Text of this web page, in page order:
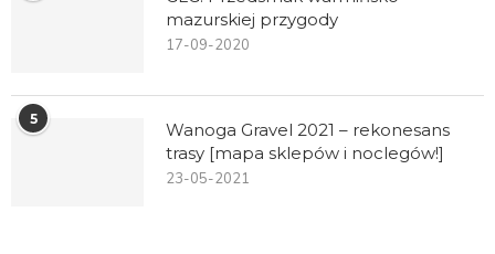
mazurskiej przygody
17-09-2020
5
Wanoga Gravel 2021 – rekonesans
trasy [mapa sklepów i noclegów!]
23-05-2021